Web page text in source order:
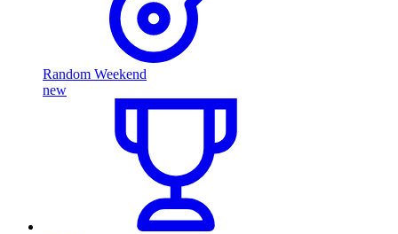
Random Weekend
new